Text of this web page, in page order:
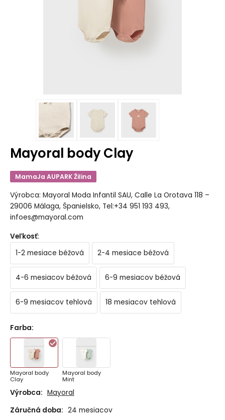
Mayoral body Clay
MamaJa AUPARK Žilina
Výrobca: Mayoral Moda Infantil SAU, Calle La Orotava 118 –
29006 Málaga, Španielsko, Tel:+34 951 193 493,
infoes@mayoral.com
Veľkosť:
1-2 mesiace béžová
2-4 mesiace béžová
4-6 mesiacov béžová 6-9 mesiacov béžová
6-9 mesiacov tehlová 18 mesiacov tehlová
Farba:
Mayoral body
Clay
Mayoral body
Mint
Výrobca: Mayoral
Záručná doba: 24 mesiacov